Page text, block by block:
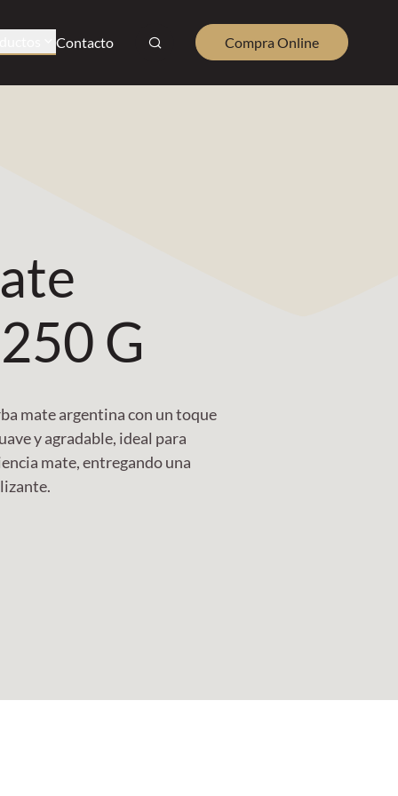
Contacto Compra Online
G
mate argentina con un toque
y agradable, ideal para
mate, entregando una